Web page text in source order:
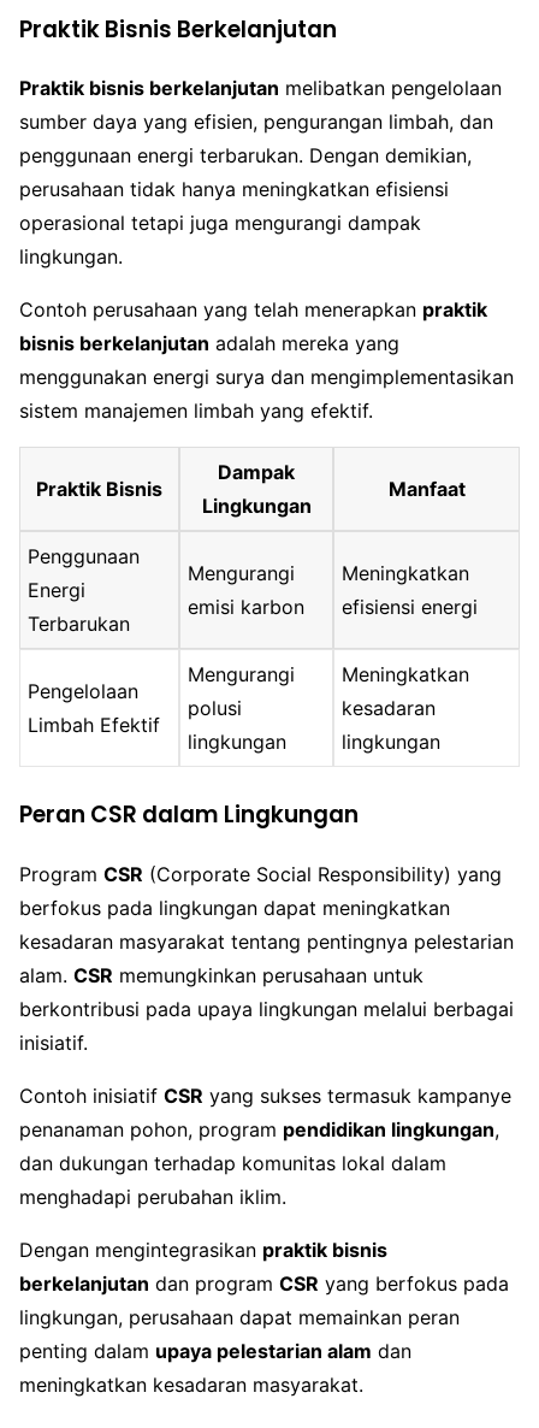
Praktik Bisnis Berkelanjutan
Praktik bisnis berkelanjutan melibatkan pengelolaan
sumber daya yang efisien, pengurangan limbah, dan
penggunaan energi terbarukan. Dengan demikian,
perusahaan tidak hanya meningkatkan efisiensi
operasional tetapi juga mengurangi dampak
lingkungan.
Contoh perusahaan yang telah menerapkan praktik
bisnis berkelanjutan adalah mereka yang
menggunakan energi surya dan mengimplementasikan
sistem manajemen limbah yang efektif.
Praktik Bisnis
Dampak
Lingkungan
Manfaat
Penggunaan
Energi
Terbarukan
Mengurangi
emisi karbon
Meningkatkan
efisiensi energi
Pengelolaan
Limbah Efektif
Mengurangi
polusi
lingkungan
Meningkatkan
kesadaran
lingkungan
Peran CSR dalam Lingkungan
Program CSR (Corporate Social Responsibility) yang
berfokus pada lingkungan dapat meningkatkan
kesadaran masyarakat tentang pentingnya pelestarian
alam. CSR memungkinkan perusahaan untuk
berkontribusi pada upaya lingkungan melalui berbagai
inisiatif.
Contoh inisiatif CSR yang sukses termasuk kampanye
penanaman pohon, program pendidikan lingkungan,
dan dukungan terhadap komunitas lokal dalam
menghadapi perubahan iklim.
Dengan mengintegrasikan praktik bisnis
berkelanjutan dan program CSR yang berfokus pada
lingkungan, perusahaan dapat memainkan peran
penting dalam upaya pelestarian alam dan
meningkatkan kesadaran masyarakat.